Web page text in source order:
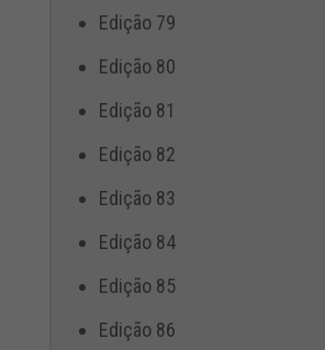
Edição 79
Edição 80
Edição 81
Edição 82
Edição 83
Edição 84
Edição 85
Edição 86